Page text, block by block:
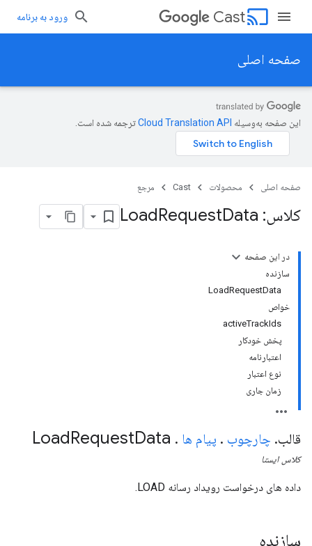
cast
Cast ورود به برنامه
صفحه اصلی
این صفحه به‌وسیله ترجمه شده است.
صفحه اصلی محصولات Cast مرجع
کلاس: Load RequestData
در این صفحه
سازنده
LoadRequestData
خواص
activeTrackIds
پخش خودکار
اعتبارنامه
نوع اعتبار
زمان جاری
قالب. چارچوب . پیام ها .
LoadRequestData
کلاس ایستا
داده های درخواست رویداد رسانه LOAD.
سازنده